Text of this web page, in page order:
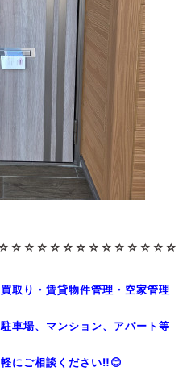
☆☆☆☆☆☆☆☆
取り・賃貸物件管理・空家管理
車場、マンション、アパート等
にご相談ください‼️😊